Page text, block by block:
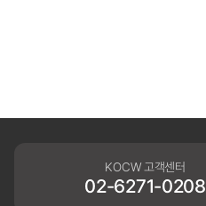
KOCW 고객센터
02-6271-0208